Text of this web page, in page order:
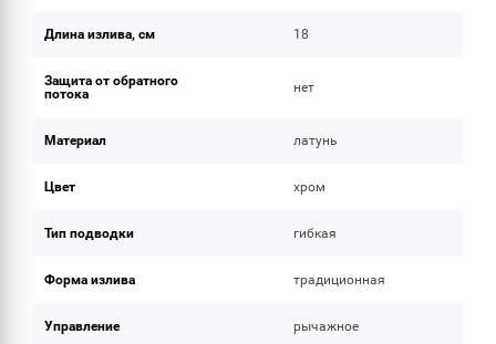
Длина излива, см 18
Защита от обратного
потока
нет
Материал латунь
Цвет хром
Тип подводки гибкая
Форма излива традиционная
Управление рычажное